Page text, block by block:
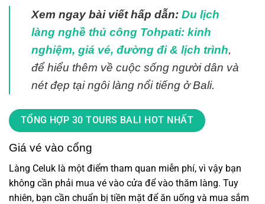
Xem ngay bài viết hấp dẫn: Du lịch
làng nghề thủ công Tohpati: kinh
nghiệm, giá vé, đường đi & lịch trình,
để hiểu thêm về cuộc sống người dân và
nét đẹp tại ngôi làng nổi tiếng ở Bali.
TỔNG HỢP 30 TOURS BALI HOT NHẤT
Giá vé vào cổng
Làng Celuk là một điểm tham quan miễn phí, vì vậy bạn
không cần phải mua vé vào cửa để vào thăm làng. Tuy
nhiên, bạn cần chuẩn bị tiền mặt để ăn uống và mua sắm